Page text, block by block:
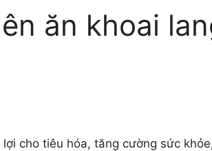
ăn khoai
cho tiêu hóa, tăng cường sức